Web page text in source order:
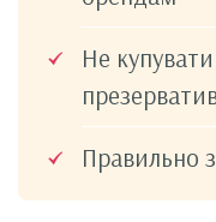
Не
Правильно